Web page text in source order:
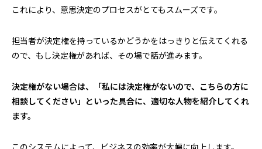
これにより、意思決定のプロセスがとてもスムーズです。
担当者が決定権を持っているかどうかをはっきりと伝えてくれる
ので、もし決定権があれば、その場で話が進みます。
決定権がない場合は、「私には決定権がないので、こちらの方に
相談してください」といった具合に、適切な人物を紹介してくれ
ます。
このシステムによって、ビジネスの効率が大幅に向上します。